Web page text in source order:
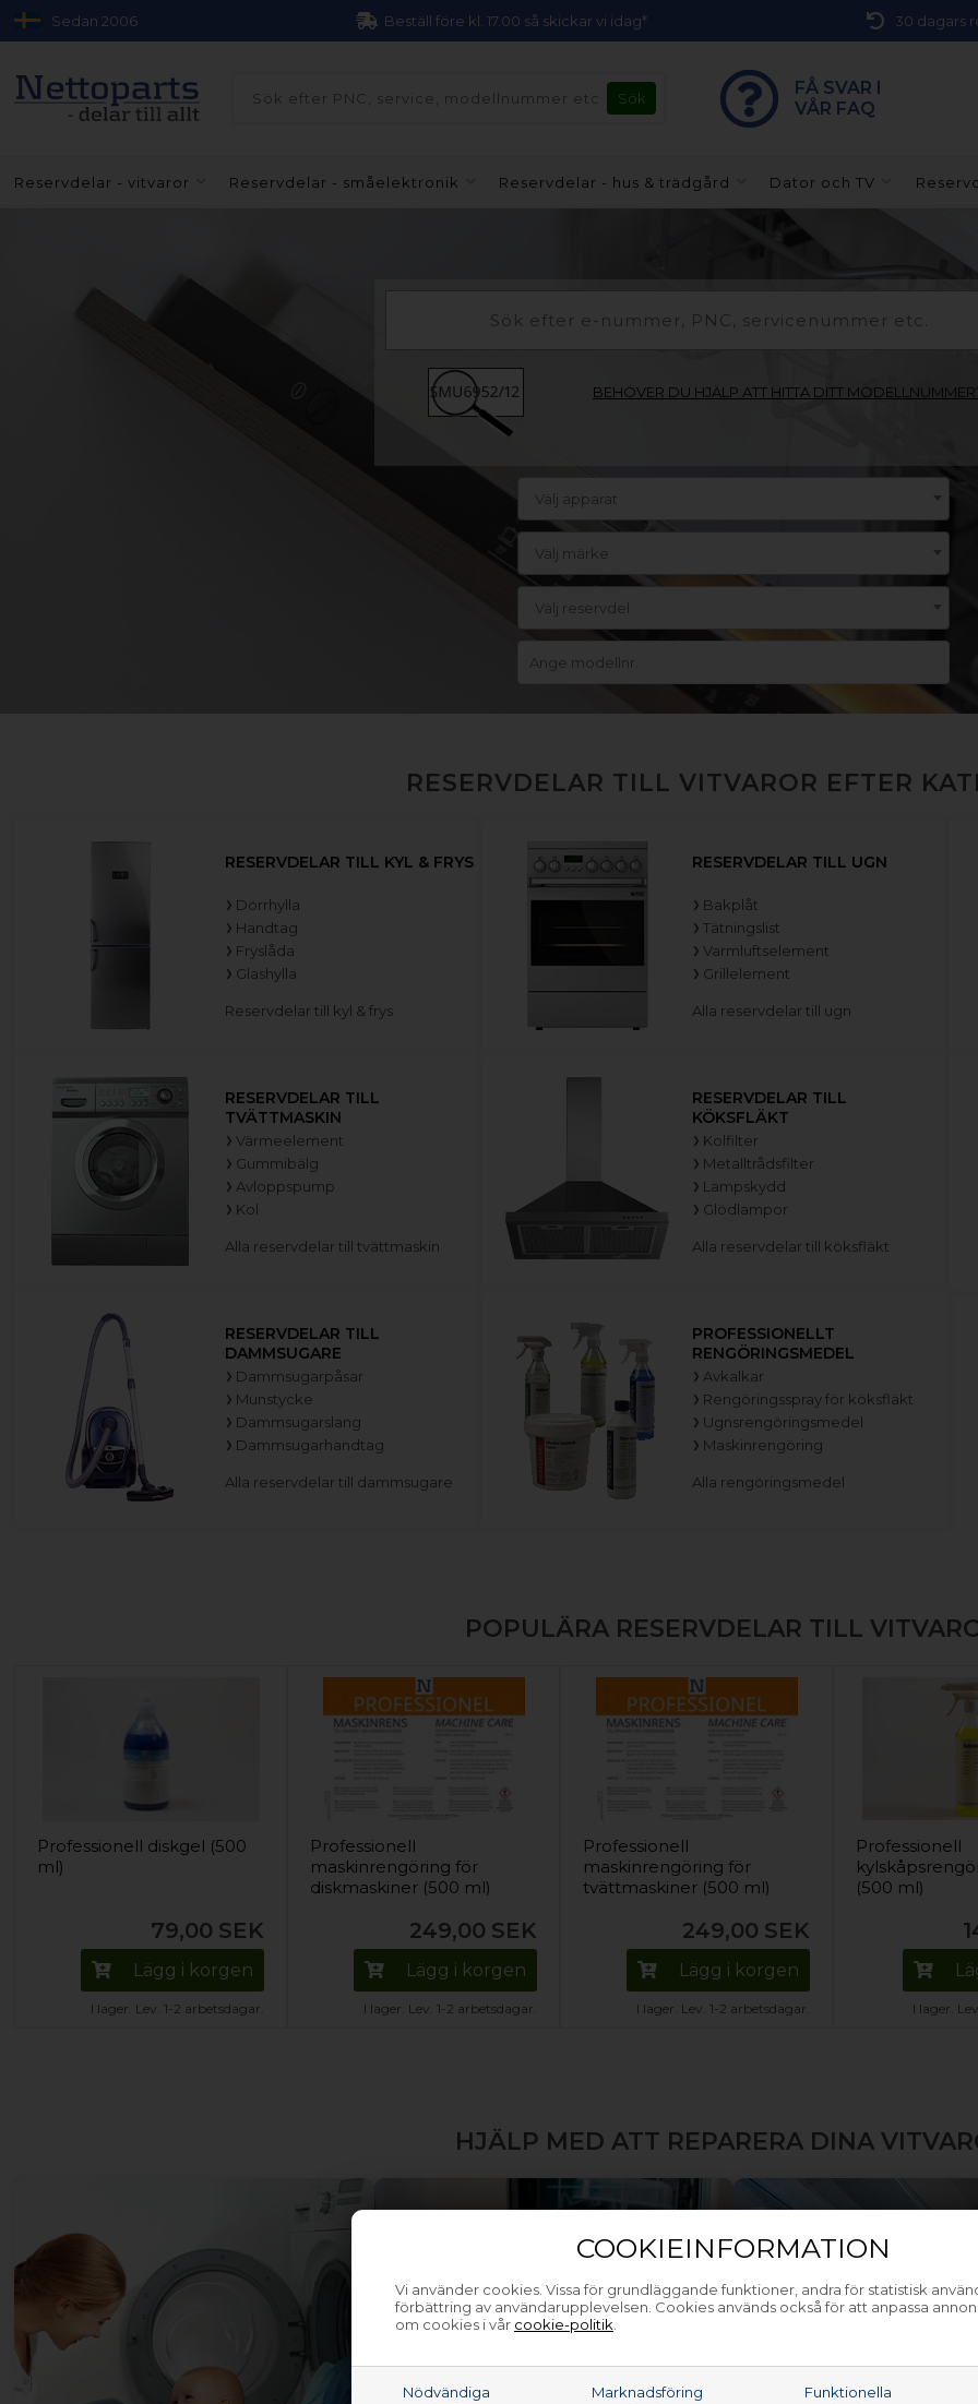
COOKIEINFORMATION
Vi använder cookies. Vissa för grundläggande funktioner, andra för statistisk
förbättring av användarupplevelsen. Cookies används också för att anpassa
om cookies i vår cookie-politik
Nödvändiga Marknadsföring Funktionella
Sedan 2006 Beställ före kl. 17.00 så skickar vi idag* 30 dagars
FÅ SVAR I
VÅR FAQ
Reservdelar - vitvaror Reservdelar - småelektronik Reservdelar - hus & trädgård Dator och TV
BEHÖVER DU HJÄLP ATT HITTA DITT
Välj apparat
Välj märke
Välj reservdel
RESERVDELAR TILL VITVAROR EFTER
RESERVDELAR TILL KYL & FRYS
Dörrhylla
Handtag
Fryslåda
Glashylla
Reservdelar till kyl & frys
RESERVDELAR TILL UGN
Bakplåt
Tätningslist
Varmluftselement
Grillelement
Alla reservdelar till ugn
RESERVDELAR TILL
TVÄTTMASKIN
Värmeelement
Gummibälg
Avloppspump
Kol
Alla reservdelar till tvättmaskin
RESERVDELAR TILL
KÖKSFLÄKT
Kolfilter
Metalltrådsfilter
Lampskydd
Glödlampor
Alla reservdelar till köksfläkt
RESERVDELAR TILL
DAMMSUGARE
Dammsugarpåsar
Munstycke
Dammsugarslang
Dammsugarhandtag
Alla reservdelar till dammsugare
PROFESSIONELLT
RENGÖRINGSMEDEL
Avkalkar
Rengöringsspray för köksfläkt
Ugnsrengöringsmedel
Maskinrengöring
Alla rengöringsmedel
POPULÄRA RESERVDELAR TILL
Professionell diskgel (500
ml)
79,00 SEK
Lägg i korgen
I lager. Lev. 1-2 arbetsdagar.
Professionell
maskinrengöring för
diskmaskiner (500 ml)
249,00 SEK
Lägg i korgen
I lager. Lev. 1-2 arbetsdagar.
Professionell
maskinrengöring för
tvättmaskiner (500 ml)
249,00 SEK
Lägg i korgen
I lager. Lev. 1-2 arbetsdagar.
Professionell
(500 ml)
I lager.
HJÄLP MED ATT REPARERA DINA